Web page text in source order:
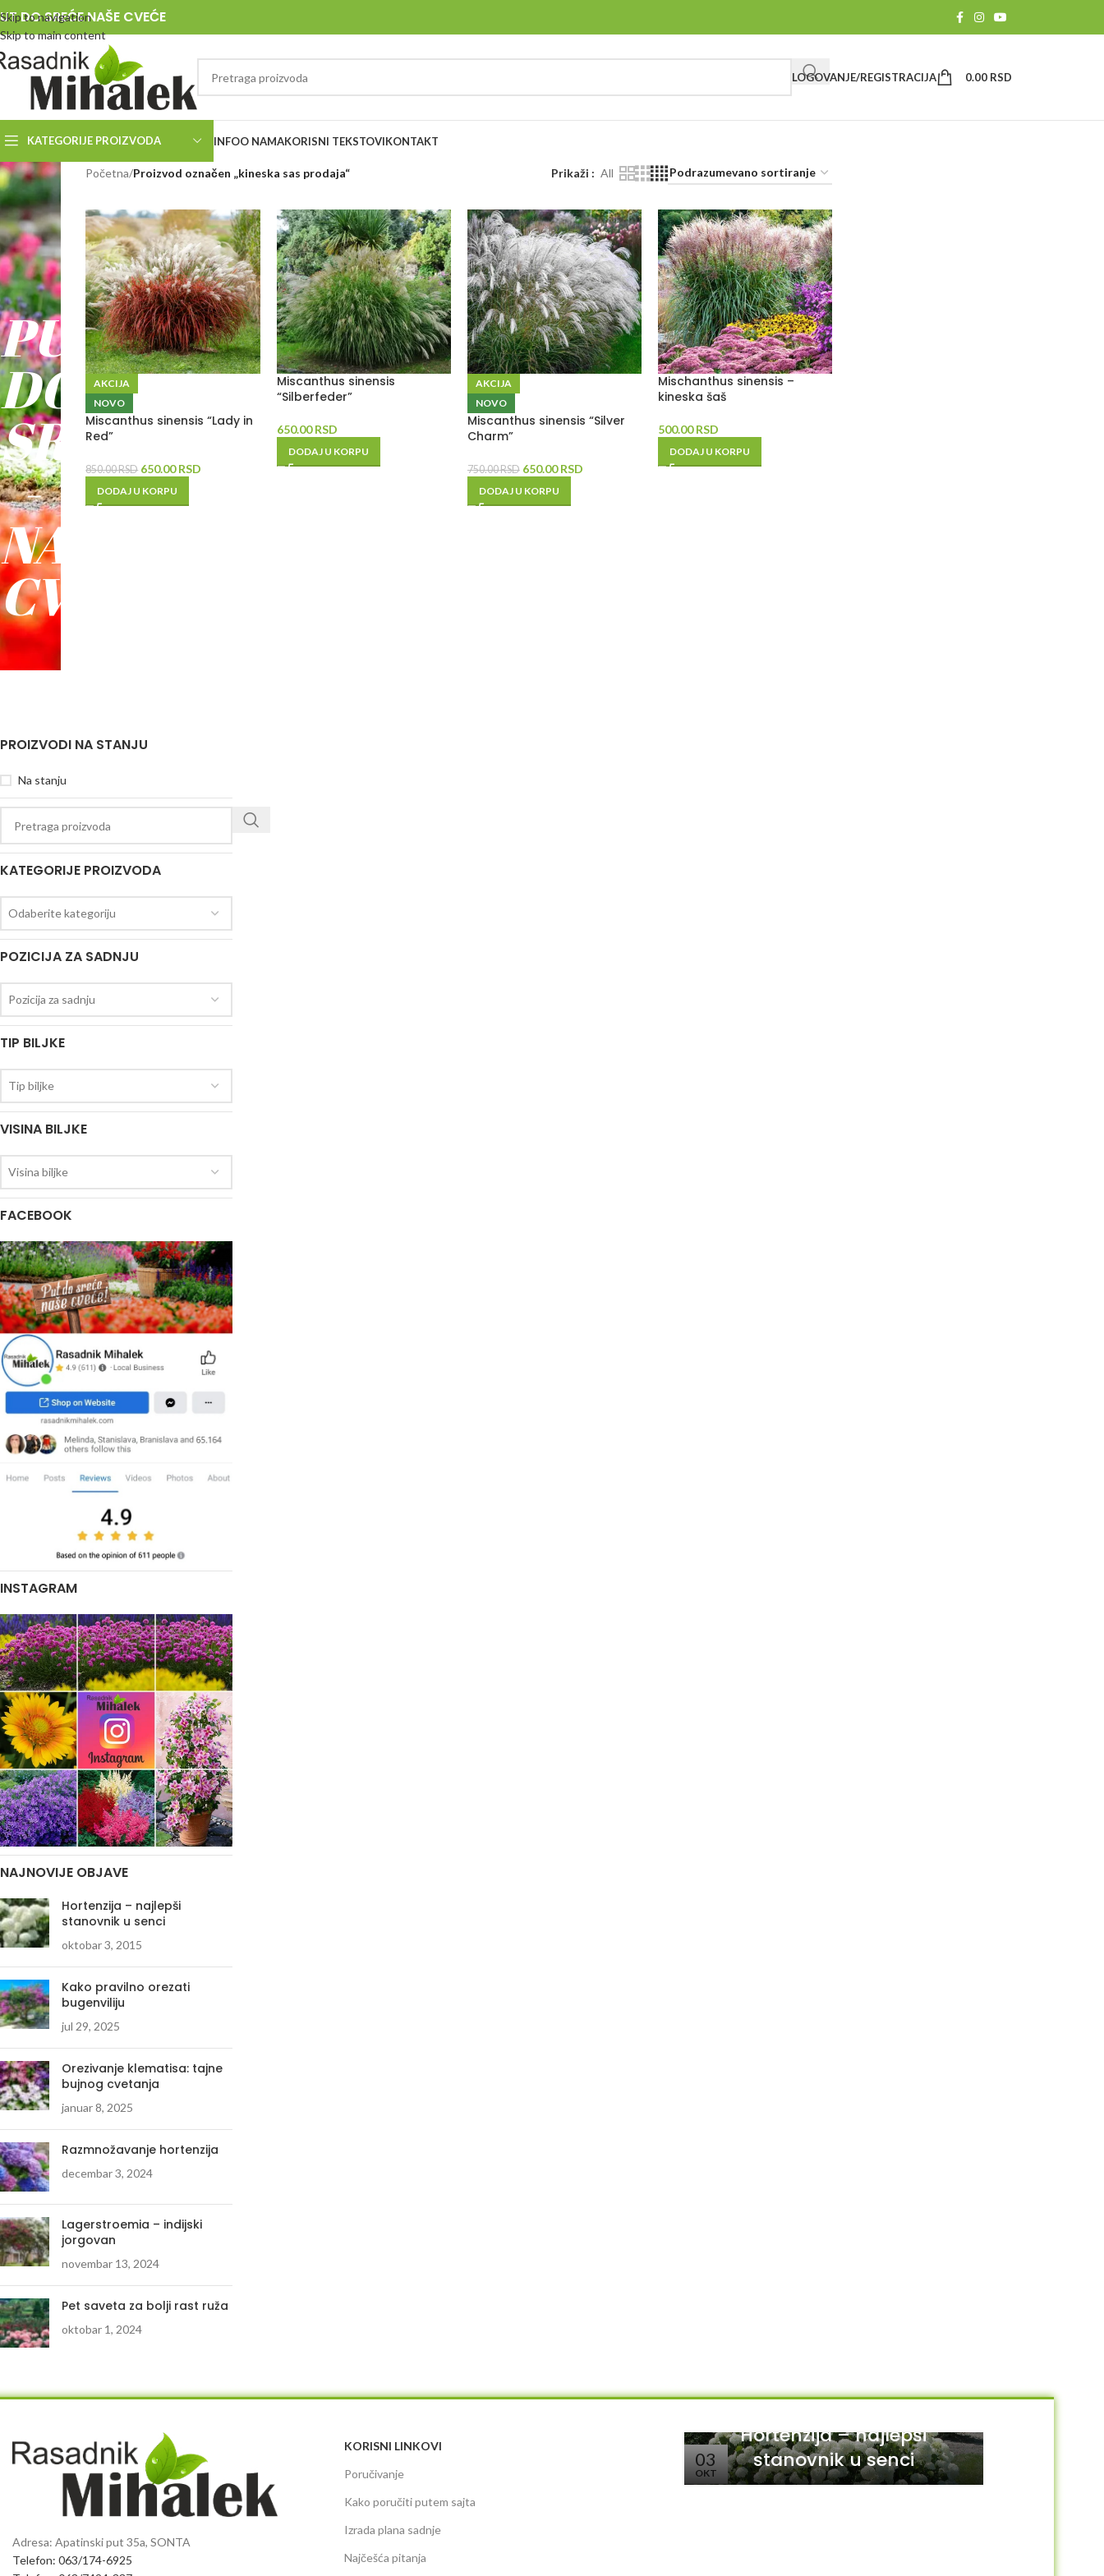
Skip to navigation
Skip to main content
DO SREĆE NAŠE CVEĆE
LOGOVANJE/REGISTRACIJA 0.00 RSD
KATEGORIJE PROIZVODA INFOO NAMAKORISNI TEKSTOVIKONTAKT
RASADNIK
MIHALEK
PUT
DO
SREĆE
-
NAŠE
CVEĆE
Početna/Proizvod označen „kineska sas prodaja“ Prikaži All
AKCIJA
NOVO
Miscanthus sinensis “Lady in
Red”
850.00RSD 650.00RSD
DODAJ U KORPU
Miscanthus sinensis
“Silberfeder”
650.00RSD
DODAJ U KORPU
AKCIJA
NOVO
Miscanthus sinensis “Silver
Charm”
750.00RSD 650.00RSD
DODAJ U KORPU
Mischanthus sinensis –
kineska šaš
500.00RSD
DODAJ U KORPU
PROIZVODI NA STANJU
Na stanju
KATEGORIJE PROIZVODA
Odaberite kategoriju
POZICIJA ZA SADNJU
Pozicija za sadnju
TIP BILJKE
Tip biljke
VISINA BILJKE
Visina biljke
FACEBOOK
INSTAGRAM
NAJNOVIJE OBJAVE
Hortenzija – najlepši
stanovnik u senci
oktobar 3, 2015
Kako pravilno orezati
bugenviliju
jul 29, 2025
Orezivanje klematisa: tajne
bujnog cvetanja
januar 8, 2025
Razmnožavanje hortenzija
decembar 3, 2024
Lagerstroemia – indijski
jorgovan
novembar 13, 2024
Pet saveta za bolji rast ruža
oktobar 1, 2024
Adresa: Apatinski put 35a, SONTA
Telefon: 063/174-6925
KORISNI LINKOVI
Poručivanje
Kako poručiti putem sajta
Izrada plana sadnje
Najčešća pitanja
03
OKT
Hortenzija – najlepši
stanovnik u senci